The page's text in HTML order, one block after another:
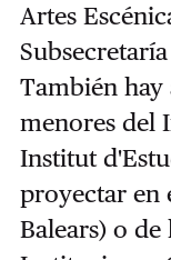
Artes
También hay
menores del
Institut
proyectar en
Balears) o